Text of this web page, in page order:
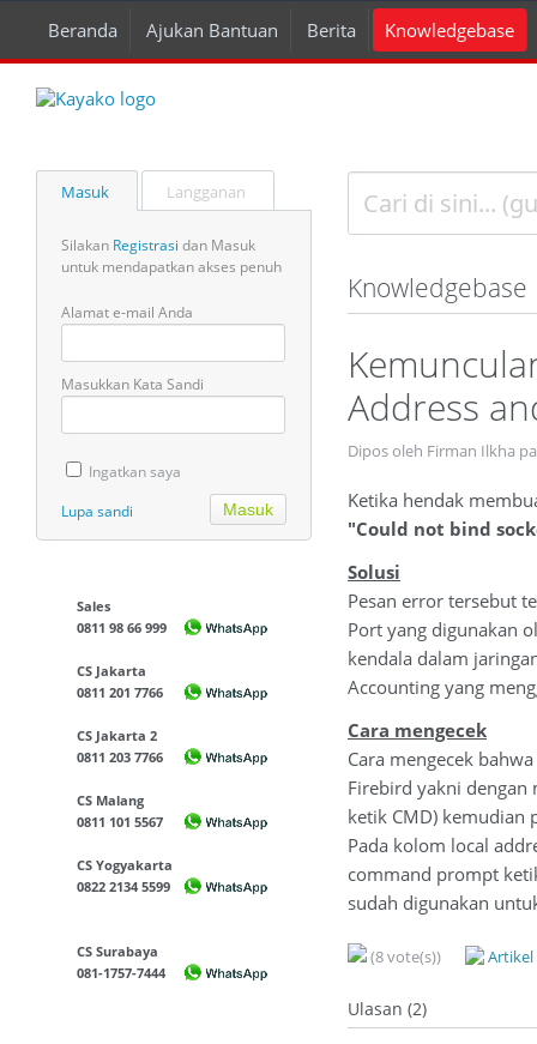
Beranda Ajukan Bantuan Berita Knowledgebase
Masuk Langganan
Silakan Registrasi dan Masuk
untuk mendapatkan akses penuh
Alamat e-mail Anda
Masukkan Kata Sandi
Ingatkan saya
Lupa sandi
Sales
0811 98 66 999
CS Jakarta
0811 201 7766
CS Jakarta 2
0811 203 7766
CS Malang
0811 101 5567
CS Yogyakarta
0822 2134 5599
CS Surabaya
081-1757-7444
Knowledgebase
Address
Dipos oleh Firman Ilkha
Ketika hendak
"Could not bind
Solusi
Pesan error tersebut
Port yang digunakan
kendala dalam
Accounting yang
Cara mengecek
Cara mengecek
Firebird yakni dengan
ketik CMD) kemudian
Pada kolom local
command prompt
sudah digunakan
(8 vote(s))
Ulasan (2)